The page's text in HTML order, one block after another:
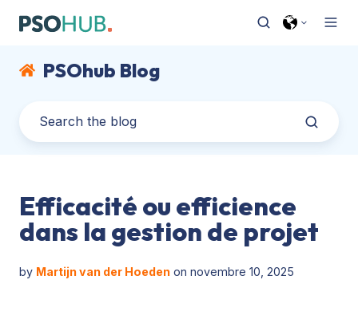
PSOhub Blog
Efficacité ou efficience
dans la gestion de projet
by Martijn van der Hoeden on novembre 10, 2025